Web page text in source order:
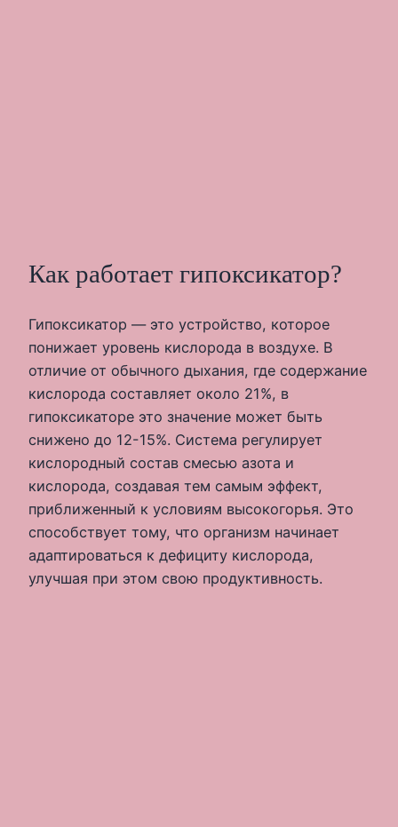
Как работает гипоксикатор?
Гипоксикатор — это устройство, которое
понижает уровень кислорода в воздухе. В
отличие от обычного дыхания, где содержание
кислорода составляет около 21%, в
гипоксикаторе это значение может быть
снижено до 12-15%. Система регулирует
кислородный состав смесью азота и
кислорода, создавая тем самым эффект,
приближенный к условиям высокогорья. Это
способствует тому, что организм начинает
адаптироваться к дефициту кислорода,
улучшая при этом свою продуктивность.